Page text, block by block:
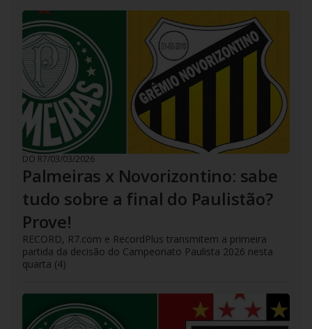
DO R7/03/03/2026
Palmeiras x Novorizontino: sabe
tudo sobre a final do Paulistão?
Prove!
RECORD, R7.com e RecordPlus transmitem a primeira
partida da decisão do Campeonato Paulista 2026 nesta
quarta (4)